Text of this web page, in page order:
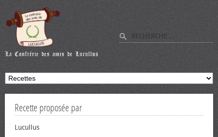
Recette proposée par
Lucullus